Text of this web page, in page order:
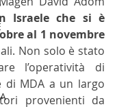
Israele che si è
al 1 novembre
Non solo è stato
l’operatività di
di MDA a un largo
provenienti da